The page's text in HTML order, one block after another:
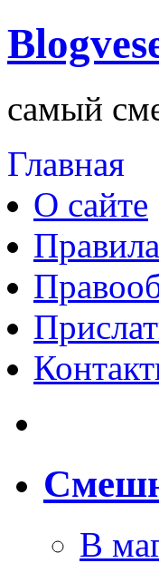
самый
Главная
О сайте
В